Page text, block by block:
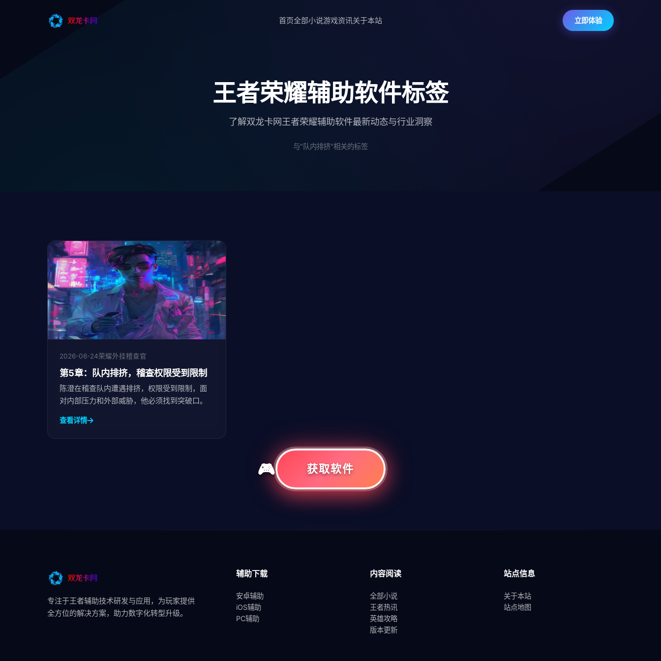
首页全部小说游戏资讯关于本站 立即体验
王者荣耀辅助软件标签
了解双龙卡网王者荣耀辅助软件最新动态与行业洞察
与"队内排挤"相关的标签
2026-06-24荣耀外挂稽查官
第5章：队内排挤，稽查权限受到限制
陈澄在稽查队内遭遇排挤，权限受到限制，面
对内部压力和外部威胁，他必须找到突破口。
查看详情
共1页1条
专注于王者辅助技术研发与应用，为玩家提供
全方位的解决方案，助力数字化转型升级。
辅助下载
安卓辅助
iOS辅助
PC辅助
内容阅读
全部小说
王者热讯
英雄攻略
版本更新
站点信息
关于本站
站点地图
获取软件